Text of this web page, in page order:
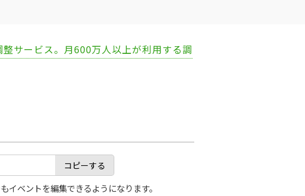
サービス。月600万人以上が利用する調
コピーする
ベントを編集できるようになります。